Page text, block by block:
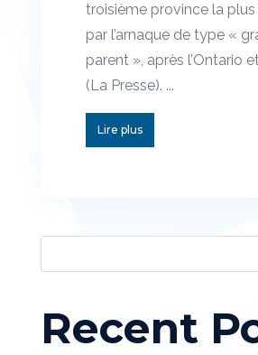
troisième province la
par l’arnaque de type «
parent », après l’Ontario
(La Presse). ...
Lire plus
Recent